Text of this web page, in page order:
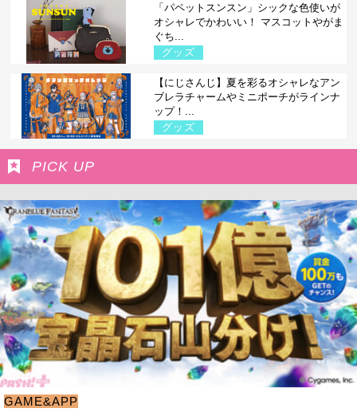
「パペットスンスン」シックな色使いが
オシャレでかわいい！ マスコットやがま
ぐち...
グッズ
【にじさんじ】夏を彩るオシャレなアン
ブレラチャームやミニポーチがラインナ
ップ！...
グッズ
PICK UP
GAME&APP